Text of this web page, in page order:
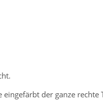
der ganze rechte